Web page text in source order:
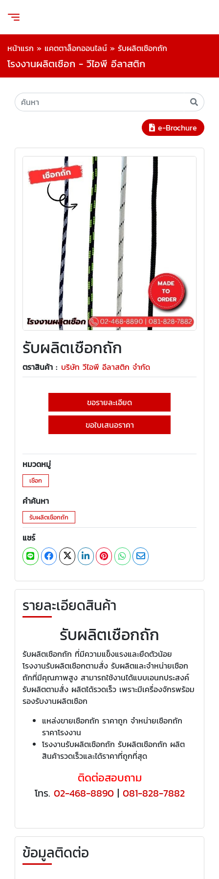
หน้าแรก » แคตตาล็อกออนไลน์ » รับผลิตเชือกถัก
โรงงานผลิตเชือก - วีไอพี อีลาสติก
e-Brochure
รับผลิตเชือกถัก
ตราสินค้า : บริษัท วีไอพี อีลาสติก จำกัด
ขอรายละเอียด
ขอใบเสนอราคา
หมวดหมู่
เชือก
คำค้นหา
รับผลิตเชือกถัก
แชร์
รายละเอียดสินค้า
รับผลิตเชือกถัก
รับผลิตเชือกถัก ที่มีความแข็งแรงและยืดตัวน้อย
โรงงานรับผลิตเชือกตามสั่ง รับผลิตและจำหน่ายเชือก
ถักที่มีคุณภาพสูง สามารถใช้งานได้แบบเอนกประสงค์
รับผลิตตามสั่ง ผลิตได้รวดเร็ว เพราะมีเครื่องจักรพร้อม
รองรับงานผลิตเชือก
แหล่งขายเชือกถัก ราคาถูก จำหน่ายเชือกถัก
ราคาโรงงาน
โรงงานรับผลิตเชือกถัก รับผลิตเชือกถัก ผลิต
สินค้ารวดเร็วและได้ราคาที่ถูกที่สุด
ติดต่อสอบถาม
โทร. 02-468-8890| 081-828-7882
ข้อมูลติดต่อ